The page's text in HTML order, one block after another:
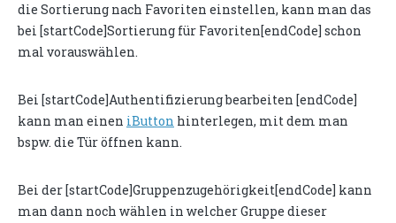
die Sortierung nach Favoriten einstellen, kann man das
bei [startCode]Sortierung für Favoriten[endCode] schon
mal vorauswählen.
Bei [startCode]Authentifizierung bearbeiten [endCode]
kann man einen iButton hinterlegen, mit dem man
bspw. die Tür öffnen kann.
Bei der [startCode]Gruppenzugehörigkeit[endCode] kann
man dann noch wählen in welcher Gruppe dieser